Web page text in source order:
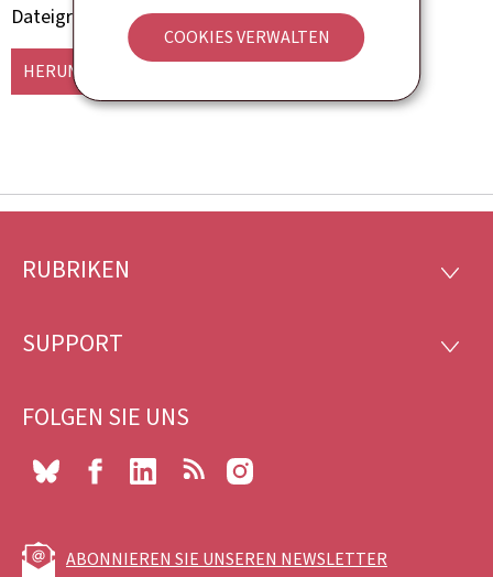
COOKIES VERWALTEN
Dateigröße
7,63 MB
HERUNTERLADEN
Footer
RUBRIKEN
SUPPORT
FOLGEN SIE UNS
Bluesky FacebookLinkedIn RSS
ABONNIEREN SIE UNSEREN NEWSLETTER